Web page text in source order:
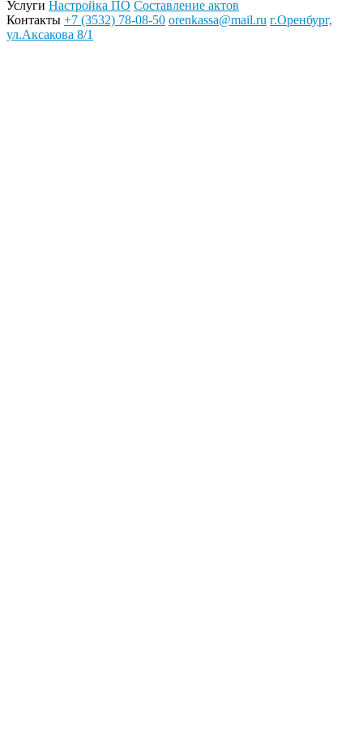
Услуги Настройка ПО Составление актов
Контакты +7 (3532) 78-08-50 orenkassa@mail.ru г.Оренбург,
ул.Аксакова 8/1